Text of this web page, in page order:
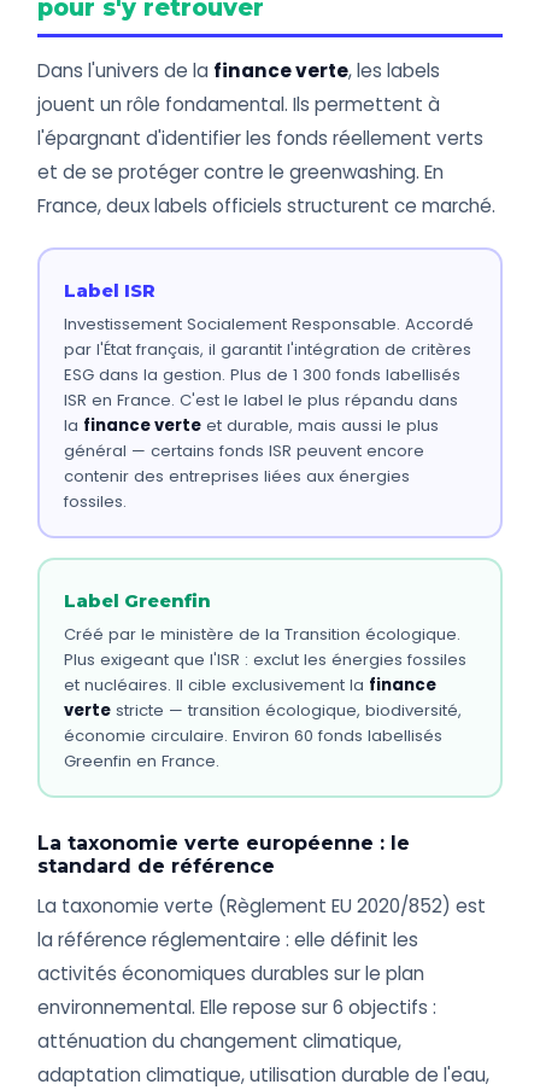
pour s'y retrouver
Dans l'univers de la finance verte, les labels
jouent un rôle fondamental. Ils permettent à
l'épargnant d'identifier les fonds réellement verts
et de se protéger contre le greenwashing. En
France, deux labels officiels structurent ce marché.
Label ISR
Investissement Socialement Responsable. Accordé
par l'État français, il garantit l'intégration de critères
ESG dans la gestion. Plus de 1 300 fonds labellisés
ISR en France. C'est le label le plus répandu dans
la finance verte et durable, mais aussi le plus
général — certains fonds ISR peuvent encore
contenir des entreprises liées aux énergies
fossiles.
Label Greenfin
Créé par le ministère de la Transition écologique.
Plus exigeant que l'ISR : exclut les énergies fossiles
et nucléaires. Il cible exclusivement la finance
verte stricte — transition écologique, biodiversité,
économie circulaire. Environ 60 fonds labellisés
Greenfin en France.
La taxonomie verte européenne : le
standard de référence
La taxonomie verte (Règlement EU 2020/852) est
la référence réglementaire : elle définit les
activités économiques durables sur le plan
environnemental. Elle repose sur 6 objectifs :
atténuation du changement climatique,
adaptation climatique, utilisation durable de l'eau,